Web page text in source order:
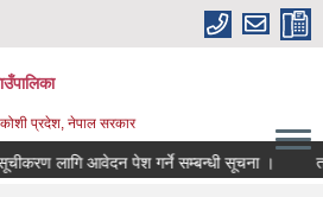
प्रदेश, नेपाल सरकार
लागि आवेदन पेश गर्ने सम्बन्धी सूचना ।